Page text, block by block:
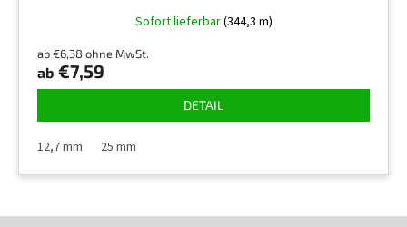
Sofort lieferbar(344,3 m)
ab €6,38 ohne MwSt.
ab €7,59
DETAIL
12,7 mm 25 mm